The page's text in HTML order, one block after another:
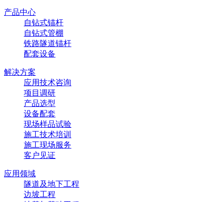
产品中心
自钻式锚杆
自钻式管棚
铁路隧道锚杆
配套设备
解决方案
应用技术咨询
项目调研
产品选型
设备配套
现场样品试验
施工技术培训
施工现场服务
客户见证
应用领域
隧道及地下工程
边坡工程